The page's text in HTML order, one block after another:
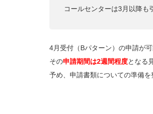
コールセンターは3月以降も
4月受付（Bパターン）の申請が可
その申請期間は2週間程度となる
予め、申請書類についての準備を